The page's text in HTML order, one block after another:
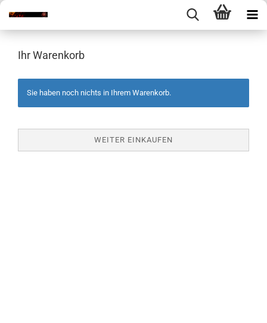
Ihr Warenkorb
Sie haben noch nichts in Ihrem Warenkorb.
WEITER EINKAUFEN